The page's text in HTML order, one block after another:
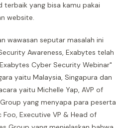
terbaik yang bisa kamu pakai
website.
wawasan seputar masalah ini
Awareness, Exabytes telah
Cyber Security Webinar"
yaitu Malaysia, Singapura dan
yaitu Michelle Yap, AVP of
yang menyapa para peserta
Executive VP & Head of